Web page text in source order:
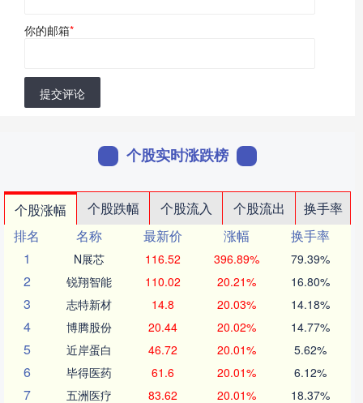
你的邮箱*
提交评论
个股实时涨跌榜
个股涨幅 个股跌幅 个股流入 个股流出
换手率
排名
名称 最新价 涨幅
换手率
1
N展芯 116.52 396.89% 79.39%
2 锐翔智能 110.02 20.21% 16.80%
3 志特新材 14.8 20.03% 14.18%
4 博腾股份 20.44 20.02% 14.77%
5 近岸蛋白 46.72 20.01% 5.62%
6 毕得医药 61.6 20.01% 6.12%
7 五洲医疗 83.62 20.01% 18.37%